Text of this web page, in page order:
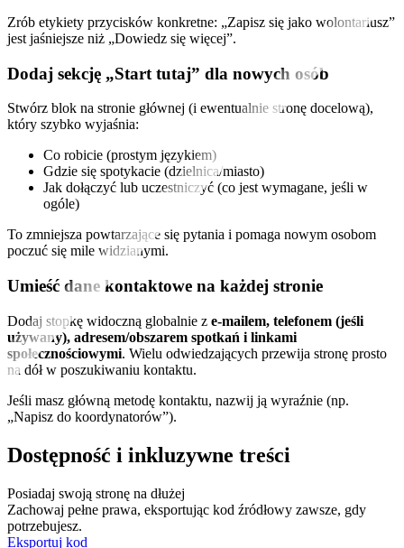
Zrób etykiety przycisków konkretne: „Zapisz się jako wolontariusz”
jest jaśniejsze niż „Dowiedz się więcej”.
Dodaj sekcję „Start tutaj” dla nowych osób
Stwórz blok na stronie głównej (i ewentualnie stronę docelową),
który szybko wyjaśnia:
Co robicie (prostym językiem)
Gdzie się spotykacie (dzielnica/miasto)
Jak dołączyć lub uczestniczyć (co jest wymagane, jeśli w
ogóle)
To zmniejsza powtarzające się pytania i pomaga nowym osobom
poczuć się mile widzianymi.
Umieść dane kontaktowe na każdej stronie
Dodaj stopkę widoczną globalnie z e-mailem, telefonem (jeśli
używany), adresem/obszarem spotkań i linkami
społecznościowymi. Wielu odwiedzających przewija stronę prosto
na dół w poszukiwaniu kontaktu.
Jeśli masz główną metodę kontaktu, nazwij ją wyraźnie (np.
„Napisz do koordynatorów”).
Dostępność i inkluzywne treści
Posiadaj swoją stronę na dłużej
Zachowaj pełne prawa, eksportując kod źródłowy zawsze, gdy
potrzebujesz.
Eksportuj kod